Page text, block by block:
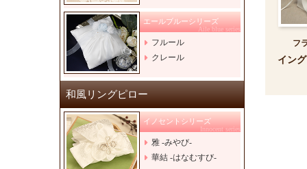
フ
イン
エールブルーシリーズ
Aile blue series
フルール
クレール
和風リングピロー
イノセントシリーズ
Innocent series
雅 -みやび-
華結 -はなむすび-